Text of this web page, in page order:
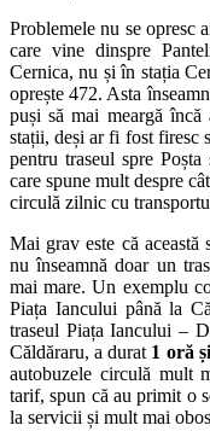
Problemele nu se opresc
care vine dinspre
Cernica, nu și în stația
oprește 472. Asta
puși să mai meargă
stații, deși ar fi fost firesc
pentru traseul spre
care spune mult despre
circulă zilnic cu
Mai grav este că această
nu înseamnă doar un
mai mare. Un exemplu
Piața Iancului până la
traseul Piața Iancului –
Căldăraru, a durat 1 oră
autobuzele circulă mult
tarif, spun că au primit o
la servicii și mult mai